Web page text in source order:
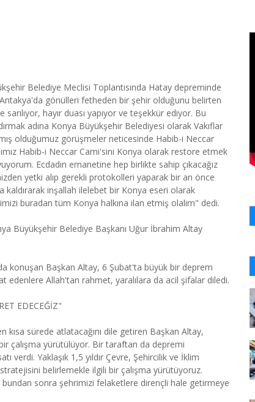
Belediye Meclisi Toplantısında Hatay depreminde
Antakya'da gönülleri fetheden bir şehir olduğunu belirten
hayır duası yapıyor ve teşekkür ediyor. Bu
adına Konya Büyükşehir Belediyesi olarak Vakıflar
olduğumuz görüşmeler neticesinde Habib-i Neccar
Habib-i Neccar Cami'sini Konya olarak restore etmek
Ecdadın emanetine hep birlikte sahip çıkacağız
yetki alıp gerekli protokolleri yaparak bir an önce
kaldırarak inşallah ilelebet bir Konya eseri olarak
buradan tüm Konya halkına ilan etmiş olalım" dedi.
Büyükşehir Belediye Başkanı Uğur İbrahim Altay
konuşan Başkan Altay, 6 Şubat'ta büyük bir deprem
edenlere Allah'tan rahmet, yaralılara da acil şifalar diledi.
EDECEĞİZ"
sürede atlatacağını dile getiren Başkan Altay,
çalışma yürütülüyor. Bir taraftan da depremi
verdi. Yaklaşık 1,5 yıldır Çevre, Şehircilik ve İklim
belirlemekle ilgili bir çalışma yürütüyoruz.
sonra şehrimizi felaketlere dirençli hale getirmeye